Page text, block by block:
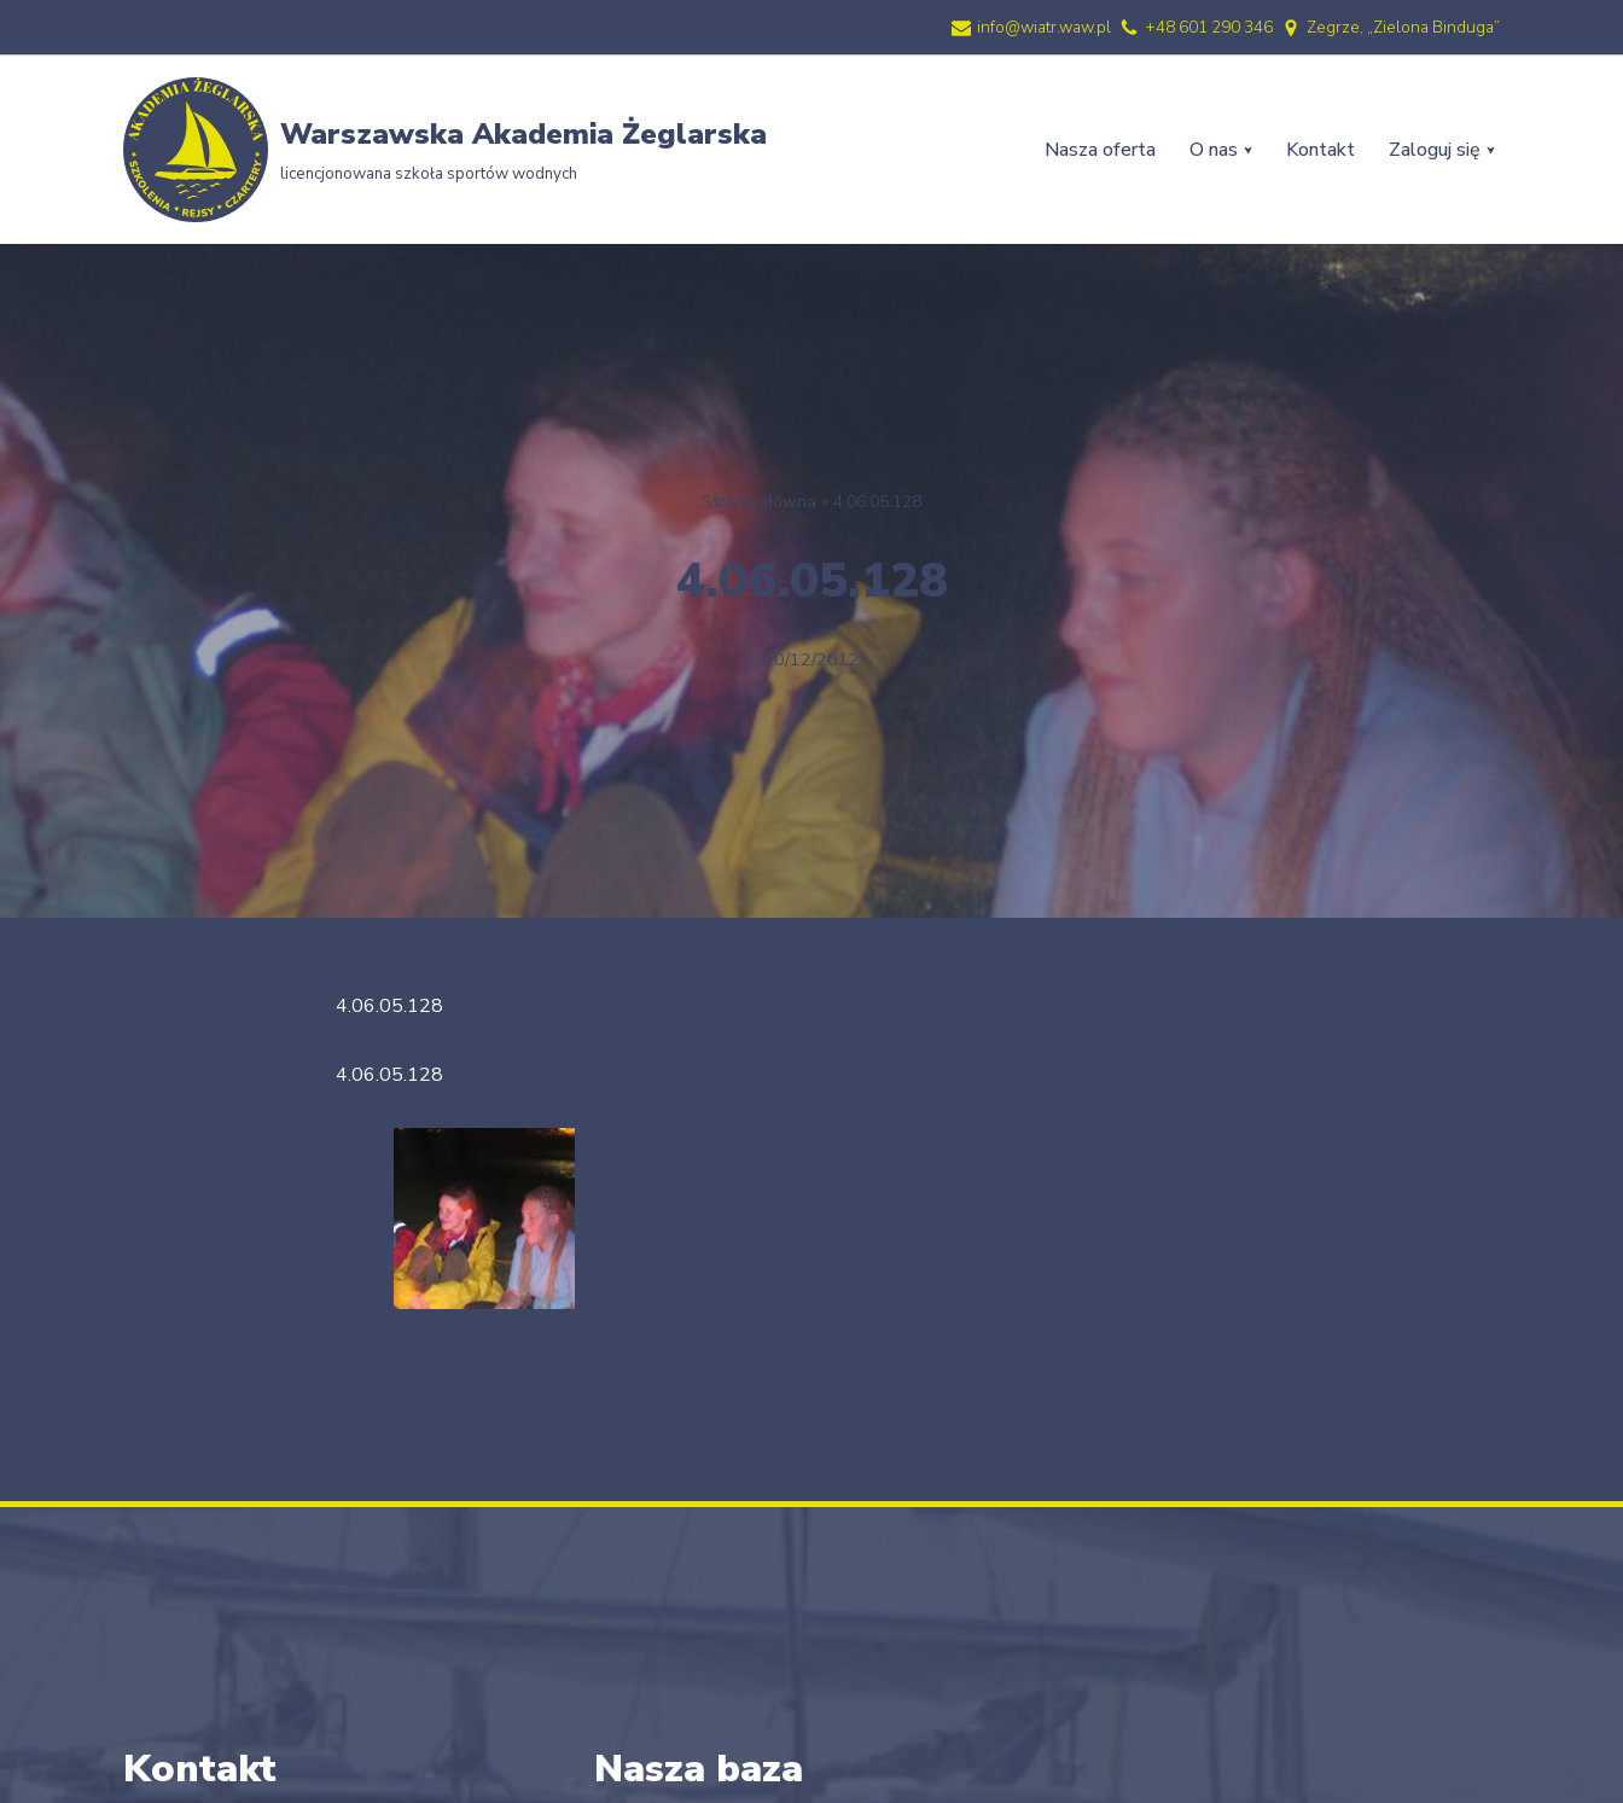
info@wiatr.waw.pl +48 601 290 346 Zegrze, „Zielona Binduga”
Warszawska Akademia Żeglarska
licencjonowana szkoła sportów wodnych
Nasza oferta O nas Kontakt Zaloguj się
Strona główna » 4.06.05.128
4.06.05.128
30/12/2012
4.06.05.128
4.06.05.128
Kontakt Nasza baza